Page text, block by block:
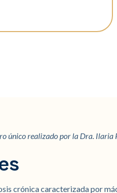
único realizado por la Dra. Ilaria
crónica caracterizada por